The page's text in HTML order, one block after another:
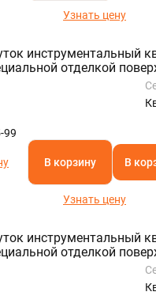
Узнать цену
инструментальный
отделкой
99
В корзину В
Узнать цену
инструментальный
отделкой